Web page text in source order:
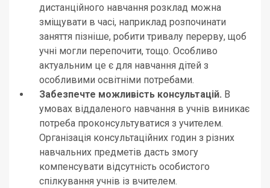
дистанційного навчання розклад можна
зміщувати в часі, наприклад розпочинати
заняття пізніше, робити тривалу перерву, щоб
учні могли перепочити, тощо. Особливо
актуальним це є для навчання дітей з
особливими освітніми потребами.
Забезпечте можливість консультацій. В
умовах віддаленого навчання в учнів виникає
потреба проконсультуватися з учителем.
Організація консультаційних годин з різних
навчальних предметів дасть змогу
компенсувати відсутність особистого
спілкування учнів із вчителем.